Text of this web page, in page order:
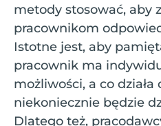
metody stosować, aby
pracownikom
Istotne jest, aby
pracownik ma
możliwości, a co działa
niekoniecznie będzie
Dlatego też,